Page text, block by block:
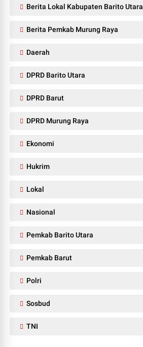
Berita Lokal Kabupaten Barito Utara
Berita Pemkab Murung Raya
Daerah
DPRD Barito Utara
DPRD Barut
DPRD Murung Raya
Ekonomi
Hukrim
Lokal
Nasional
Pemkab Barito Utara
Pemkab Barut
Polri
Sosbud
TNI